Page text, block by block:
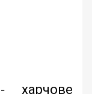
харчове